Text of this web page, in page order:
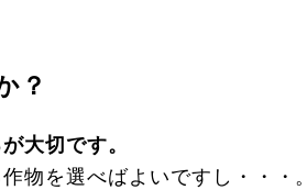
？
大切です。
物を選べばよいですし・・・。